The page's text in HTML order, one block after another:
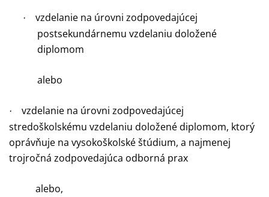
·
vzdelanie na úrovni zodpovedajúcej
postsekundárnemu vzdelaniu doložené
diplomom
alebo
·
vzdelanie na úrovni zodpovedajúcej
stredoškolskému vzdelaniu doložené diplomom, ktorý
oprávňuje na vysokoškolské štúdium, a najmenej
trojročná zodpovedajúca odborná prax
alebo,